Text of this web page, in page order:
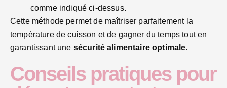
comme indiqué ci-dessus.
Cette méthode permet de maîtriser parfaitement la
température de cuisson et de gagner du temps tout en
garantissant une sécurité alimentaire optimale.
Conseils pratiques pour